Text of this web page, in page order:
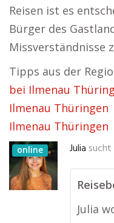
Reisen ist es
Bürger des
Missverständnisse
Tipps aus der
bei Ilmenau
Ilmenau Thüringen
Ilmenau Thüringen
online Julia sucht
Julia